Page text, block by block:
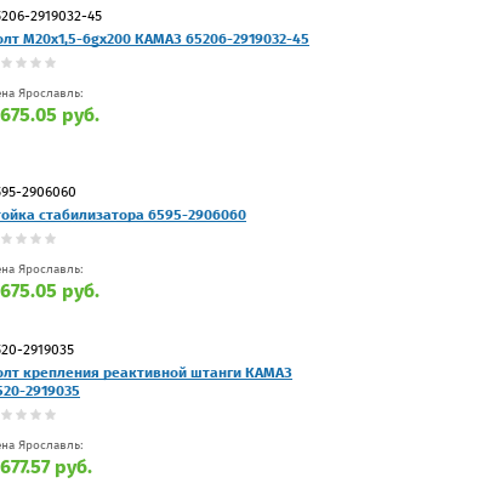
2919032-45
М20х1,5-6gх200 КАМАЗ 65206-2919032-45
Ярославль:
руб.
2906060
стабилизатора 6595-2906060
Ярославль:
руб.
2919035
крепления реактивной штанги КАМАЗ
2919035
Ярославль:
руб.